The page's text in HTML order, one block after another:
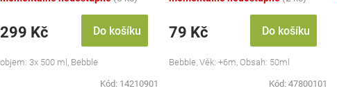
299 Kč Do košíku
objem: 3x 500 ml, Bebble
Kód: 14210901
79 Kč Do košíku
Bebble, Věk: +6m, Obsah: 50ml
Kód: 47800101